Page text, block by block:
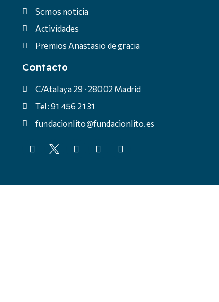
Somos noticia
Actividades
Premios Anastasio de gracia
Contacto
C/Atalaya 29 · 28002 Madrid
Tel: 91 456 21 31
fundacionlito@fundacionlito.es